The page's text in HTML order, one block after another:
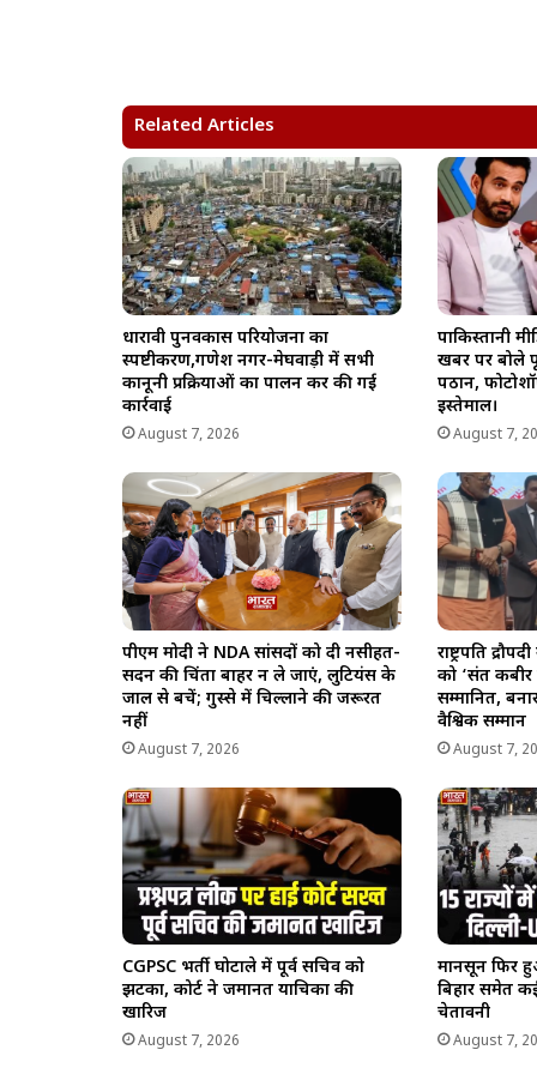
A
p
p
o
o
k
r
a
m
i
k
Related Articles
धारावी पुनर्विकास परियोजना का
स्पष्टीकरण,गणेश नगर-मेघवाड़ी में सभी
कानूनी प्रक्रियाओं का पालन कर की गई
कार्रवाई
August 7, 2026
पाकिस्तानी
खबर पर बोले
पठान,
इस्तेमाल।
August 7,
पीएम मोदी ने NDA सांसदों को दी नसीहत-
सदन की चिंता बाहर न ले जाएं, लुटियंस के
जाल से बचें; गुस्से में चिल्लाने की जरूरत
नहीं
August 7, 2026
राष्ट्रपति
को ‘संत कबीर
सम्मानित,
वैश्विक सम्मान
August 7,
CGPSC भर्ती घोटाले में पूर्व सचिव को
झटका, कोर्ट ने जमानत याचिका की
खारिज
August 7, 2026
मानसून फिर
बिहार समेत
चेतावनी
August 7,